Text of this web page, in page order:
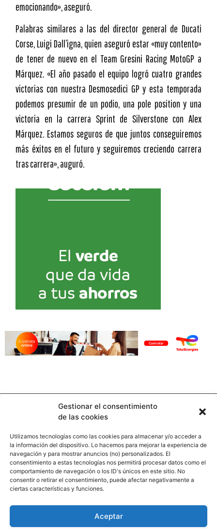
Gestionar el consentimiento
de las cookies
Utilizamos tecnologías como las cookies para almacenar y/o acceder a
la información del dispositivo. Lo hacemos para mejorar la experiencia de
navegación y para mostrar anuncios (no) personalizados. El
consentimiento a estas tecnologías nos permitirá procesar datos como el
comportamiento de navegación o los ID's únicos en este sitio. No
consentir o retirar el consentimiento, puede afectar negativamente a
ciertas características y funciones.
Aceptar
emocionando», aseguró.
Palabras similares a las del director general de Ducati
Corse, Luigi Dall’igna, quien aseguró estar «muy contento»
de tener de nuevo en el Team Gresini Racing MotoGP a
Márquez. «El año pasado el equipo logró cuatro grandes
victorias con nuestra Desmosedici GP y esta temporada
podemos presumir de un podio, una pole position y una
victoria en la carrera Sprint de Silverstone con Alex
Márquez. Estamos seguros de que juntos conseguiremos
más éxitos en el futuro y seguiremos creciendo carrera
tras carrera», auguró.
Contacto
Calle Pinar, 5, 28006 Madrid
+34 91 745 58 38
Paginas legales